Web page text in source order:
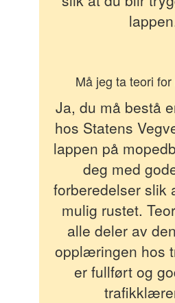
Må jeg ta teori
Ja, du må bestå
hos Statens
lappen på
deg med
forberedelser slik
mulig rustet.
alle deler av
opplæringen hos
er fullført og